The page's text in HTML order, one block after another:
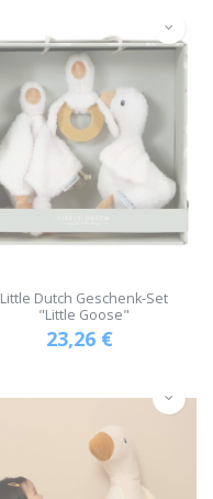
Little Dutch Geschenk-Set
"Little Goose"
23,26 €